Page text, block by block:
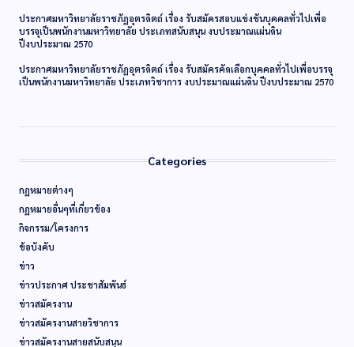
ประกาศมหาวิทยาลัยราชภัฏอุตรดิตถ์ เรื่อง รับสมัครสอบแข่งขันบุคคลทั่วไปเพื่อ
บรรจุเป็นพนักงานมหาวิทยาลัย ประเภทสนับสนุน งบประมาณแผ่นดิน
ปีงบประมาณ 2570
ประกาศมหาวิทยาลัยราชภัฏอุตรดิตถ์ เรื่อง รับสมัครคัดเลือกบุคคลทั่วไปเพื่อบรรจุ
เป็นพนักงานมหาวิทยาลัย ประเภทวิชาการ งบประมาณแผ่นดิน ปีงบประมาณ 2570
Categories
กฏหมายต่างๆ
กฏหมายอื่นๆที่เกี่ยวข้อง
กิจกรรม/โครงการ
ข้อบังคับ
ข่าว
ข่าวประกาศ ประชาสัมพันธ์
ข่าวสมัครงาน
ข่าวสมัครงานสายวิชาการ
ข่าวสมัครงานสายสนับสนุน